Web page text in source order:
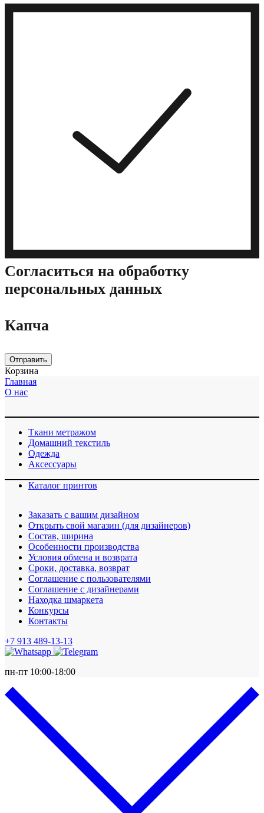
Cогласиться на обработку
персональных данных
Капча
Отправить
Корзина
Главная
О нас
Ткани метражом
Домашний текстиль
Одежда
Аксессуары
Каталог принтов
Заказать с вашим дизайном
Открыть свой магазин (для дизайнеров)
Cостав, ширина
Особенности производства
Условия обмена и возврата
Сроки, доставка, возврат
Соглашение с пользователями
Соглашение с дизайнерами
Находка шмаркета
Конкурсы
Контакты
+7 913 489-13-13
пн-пт 10:00-18:00